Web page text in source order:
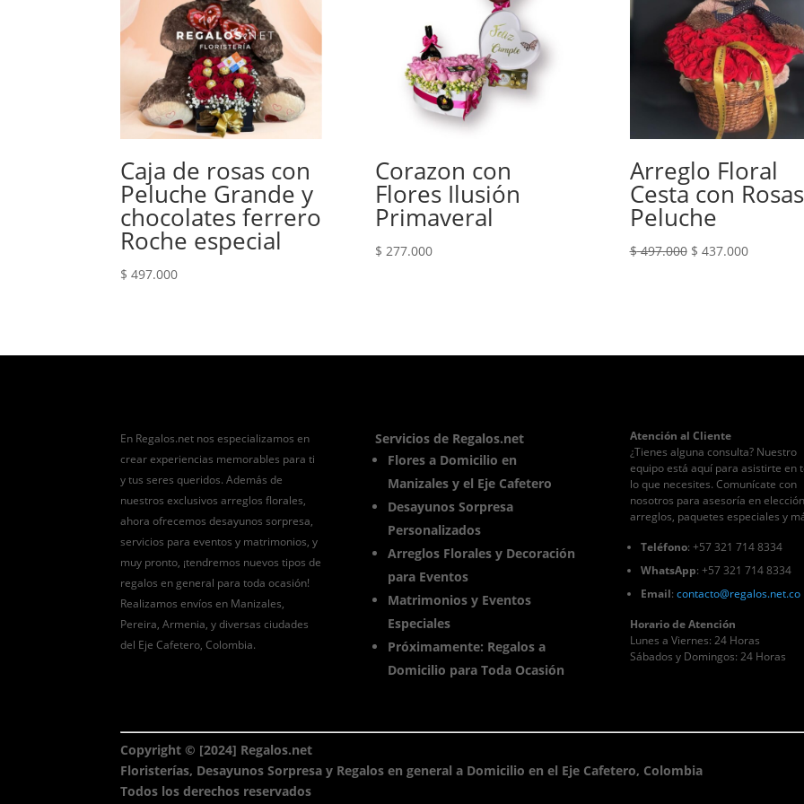
Caja de rosas con
Peluche Grande y
chocolates ferrero
Roche especial
$ 497.000
Corazon con
Flores Ilusión
Primaveral
$ 277.000
Arreglo Floral
Cesta con
Peluche
$497.000 El
$ 437.000El
En Regalos.net nos especializamos en
crear experiencias memorables para ti
y tus seres queridos. Además de
nuestros exclusivos arreglos florales,
ahora ofrecemos desayunos sorpresa,
servicios para eventos y matrimonios, y
muy pronto, ¡tendremos nuevos tipos de
regalos en general para toda ocasión!
Realizamos envíos en Manizales,
Pereira, Armenia, y diversas ciudades
del Eje Cafetero, Colombia.
Servicios de Regalos.net
Flores a Domicilio en
Manizales y el Eje Cafetero
Desayunos Sorpresa
Personalizados
Arreglos Florales y Decoración
para Eventos
Matrimonios y Eventos
Especiales
Próximamente: Regalos a
Domicilio para Toda Ocasión
Atención al Cliente
¿Tienes alguna consulta? Nuestro
equipo está aquí para asistirte en
lo que necesites. Comunícate con
nosotros para asesoría en
arreglos, paquetes especiales y
Teléfono: +57 321 714 8334
WhatsApp: +57 321 714 8334
Email: contacto@regalos.net.co
Horario de Atención
Lunes a Viernes: 24 Horas
Sábados y Domingos: 24 Horas
Copyright © [2024] Regalos.net
Floristerías, Desayunos Sorpresa y Regalos en general a Domicilio en el Eje Cafetero, Colombia
Todos los derechos reservados